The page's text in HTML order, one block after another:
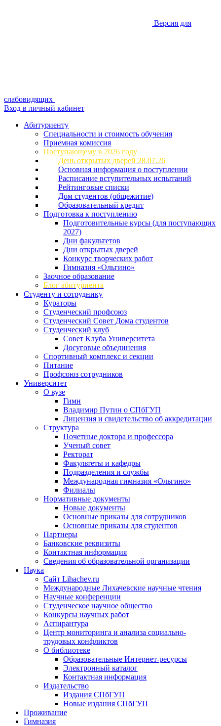
Версия для
слабовидящих
Вход в личный кабинет
Абитуриенту
Специальности и стоимость обучения
Приемная комиссия
Поступающему в 2026 году
День открытых дверей 28.07.26
Основная информация о поступлении
Расписание вступительных испытаний
Рейтинговые списки
Дом студентов (общежитие)
Образовательный кредит
Подготовка к поступлению
Подготовительные курсы (для поступающих
2027)
Дни факультетов
Дни открытых дверей
Конкурс творческих работ
Гимназия «Ольгино»
Заочное образование
Блог абитуриента
Студенту и сотруднику
Кураторы
Студенческий профсоюз
Студенческий Совет Дома студентов
Студенческий клуб
Совет Клуба Университета
Досуговые объединения
Спортивный комплекс и секции
Питание
Профсоюз сотрудников
Университет
О вузе
Гимн
Владимир Путин о СПбГУП
Лицензия и свидетельство об аккредитации
Структура
Почетные доктора и профессора
Ученый совет
Ректорат
Факультеты и кафедры
Подразделения и службы
Международная гимназия «Ольгино»
Филиалы
Нормативные документы
Новые документы
Основные приказы для сотрудников
Основные приказы для студентов
Партнеры
Банковские реквизиты
Контактная информация
Сведения об образовательной организации
Наука
Сайт Lihachev.ru
Международные Лихачевские научные чтения
Научные конференции
Студенческое научное общество
Конкурсы научных работ
Аспирантура
Центр мониторинга и анализа социально-
трудовых конфликтов
О библиотеке
Образовательные Интернет-ресурсы
Электронный каталог
Контактная информация
Издательство
Издания СПбГУП
Новые издания СПбГУП
Проживание
Гимназия